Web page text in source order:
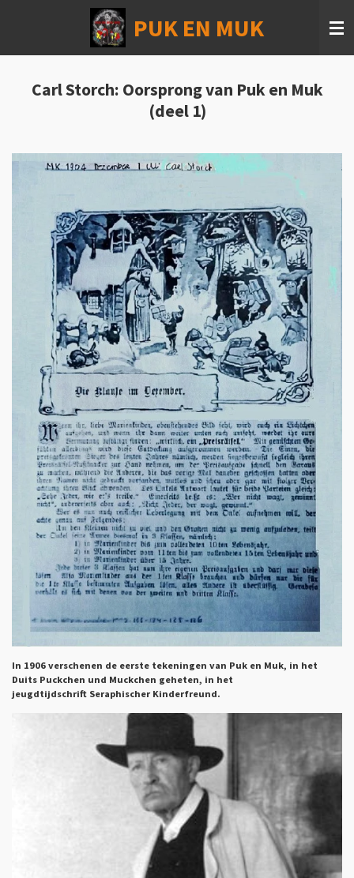
hoofdinhoud
PUK EN MUK
Carl Storch: Oorsprong van Puk en Muk
(deel 1)
In 1906 verschenen de eerste tekeningen van Puk en Muk, in het
Duits Puckchen und Muckchen geheten, in het
jeugdtijdschrift Seraphischer Kinderfreund.